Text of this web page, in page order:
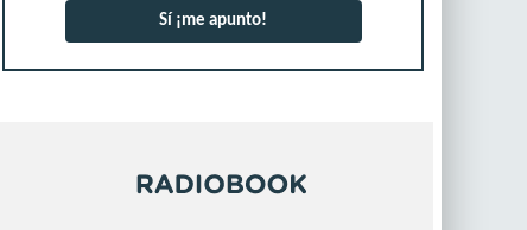
Sí ¡me apunto!